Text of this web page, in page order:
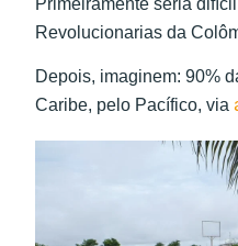
Revolucionarias da
Depois, imaginem: 90%
Caribe, pelo Pacífico, via